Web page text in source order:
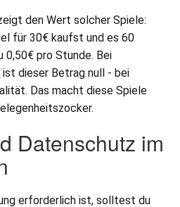
den Wert solcher Spiele:
für 30€ kaufst und es 60
0,50€ pro Stunde. Bei
dieser Betrag null - bei
Das macht diese Spiele
Datenschutz im
erforderlich ist, solltest du